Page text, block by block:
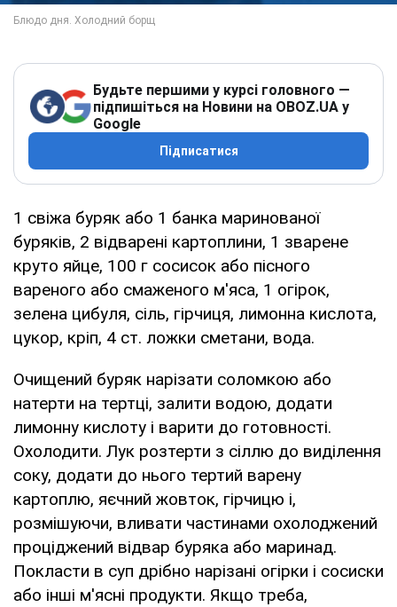
Будьте першими у курсі головного —
підпишіться на Новини на OBOZ.UA у
Google
Підписатися
1 свіжа буряк або 1 банка маринованої
буряків, 2 відварені картоплини, 1 зварене
круто яйце, 100 г сосисок або пісного
вареного або смаженого м'яса, 1 огірок,
зелена цибуля, сіль, гірчиця, лимонна кислота,
цукор, кріп, 4 ст. ложки сметани, вода.
Очищений буряк нарізати соломкою або
натерти на тертці, залити водою, додати
лимонну кислоту і варити до готовності.
Охолодити. Лук розтерти з сіллю до виділення
соку, додати до нього тертий варену
картоплю, яєчний жовток, гірчицю і,
розмішуючи, вливати частинами охолоджений
проціджений відвар буряка або маринад.
Покласти в суп дрібно нарізані огірки і сосиски
або інші м'ясні продукти. Якщо треба,